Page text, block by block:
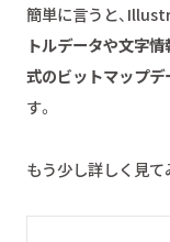
簡単に言うと、
トルデータや文字
式のビットマップデ
す。
もう少し詳しく見て